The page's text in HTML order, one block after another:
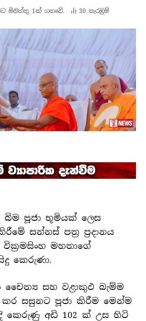
මිනිත්තු 1ක් ගතවේ. 30 නැරඹු​ම්
බිම පූජා භූමියක් ලෙස
සන්නස් පත්‍ර ප්‍රදානය
මහතාගේ
කෙරුණා.
චෛත්‍ය සහ වළාකුඵ බැම්ම
කර සසුනට පූජා කිරීම මෙන්ම
කෙරුණු අඩි 102 ක් උස හිටි